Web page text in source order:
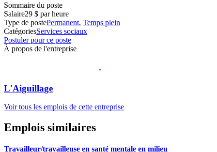
Sommaire du poste
Salaire29 $ par heure
Type de postePermanent, Temps plein
CatégoriesServices sociaux
Postuler pour ce poste
À propos de l'entreprise
L'Aiguillage
Voir tous les emplois de cette entreprise
Emplois similaires
Travailleur/travailleuse en santé mentale en milieu